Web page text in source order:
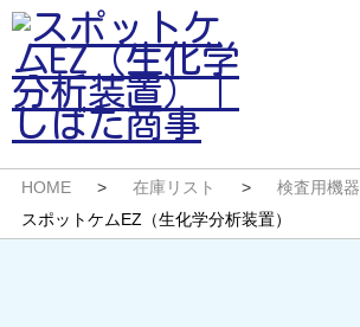
HOME > 在庫リスト > 検査用機器
スポットケムEZ（生化学分析装置）